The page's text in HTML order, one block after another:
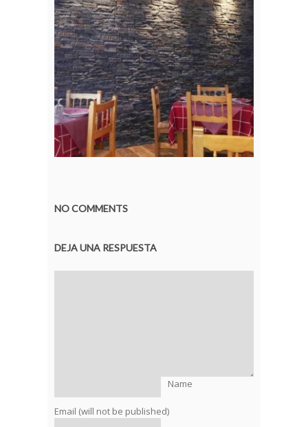
NO COMMENTS
DEJA UNA RESPUESTA
Name
Email (will not be published)